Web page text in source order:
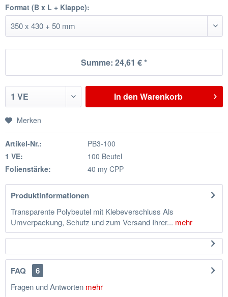
Format (B x L + Klappe):
Summe: 24,61 €*
In den Warenkorb
Merken
Artikel-Nr.:
PB3-100
1 VE:
100 Beutel
Folienstärke:
40 my CPP
Produktinformationen
Transparente Polybeutel mit Klebeverschluss Als
Umverpackung, Schutz und zum Versand Ihrer... mehr
FAQ 6
Fragen und Antworten mehr